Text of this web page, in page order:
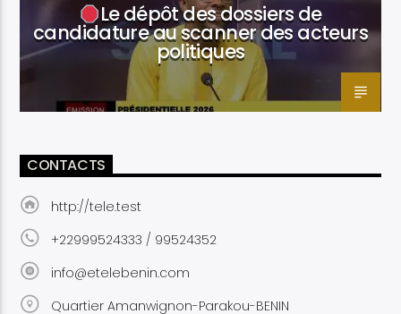
Le dépôt des dossiers de
candidature au scanner des acteurs
politiques
CONTACTS
http://tele.test
+22999524333 / 99524352
info@etelebenin.com
Quartier Amanwignon-Parakou-BENIN